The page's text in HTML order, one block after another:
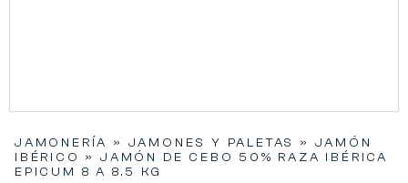
JAMONERÍA » JAMONES Y PALETAS » JAMÓN
IBÉRICO
»JAMÓN DE CEBO 50% RAZA IBÉRICA
EPICUM 8 A 8.5 KG